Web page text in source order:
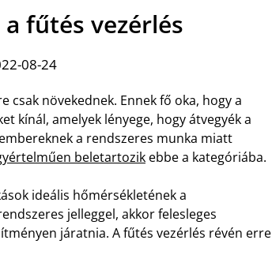
fűtés vezérlés
08-24
csak növekednek. Ennek fő oka, hogy a
kínál, amelyek lényege, hogy átvegyék a
a rendszeres munka miatt
beletartozik ebbe a kategóriába.
ideális hőmérsékletének a
jelleggel, akkor felesleges
járatnia. A fűtés vezérlés révén erre